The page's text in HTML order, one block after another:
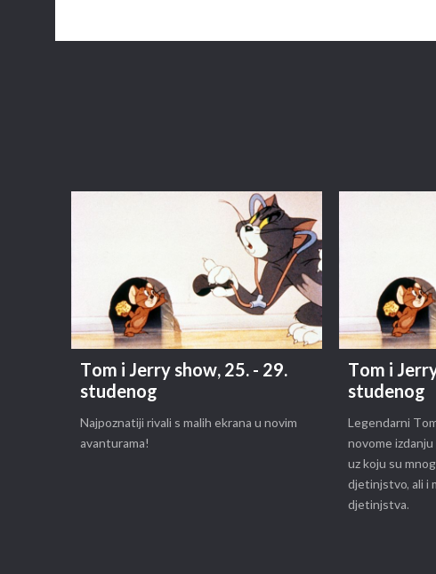
Tom i Jerry show, 25. - 29.
studenog
Najpoznatiji rivali s malih ekrana u novim
avanturama!
Tom i
studenog
Legendarni
novome
uz koju su
djetinjstvo, ali i
djetinjstva.